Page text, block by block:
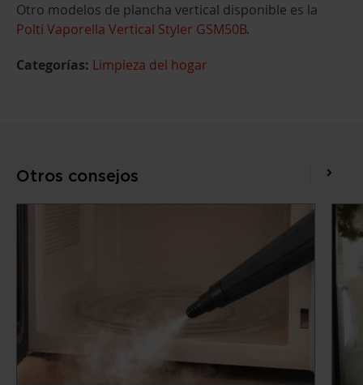
Otro modelos de plancha vertical disponible es la
Polti Vaporella Vertical Styler GSM50B.
Categorías: Limpieza del hogar
Otros consejos